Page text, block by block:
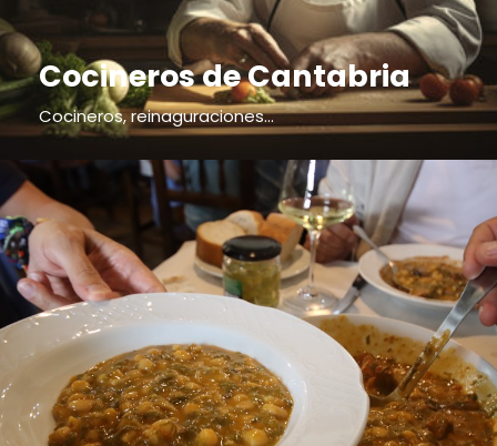
Cocineros de Cantabria
Cocineros, reinaguraciones...